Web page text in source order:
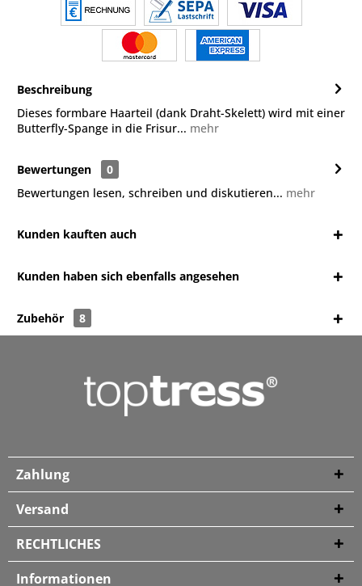
Beschreibung
Dieses formbare Haarteil (dank Draht-Skelett) wird mit einer
Butterfly-Spange in die Frisur... mehr
Bewertungen
0
Bewertungen lesen, schreiben und diskutieren... mehr
Kunden kauften auch
Kunden haben sich ebenfalls angesehen
Zubehör 8
Zahlung
Versand
RECHTLICHES
Informationen